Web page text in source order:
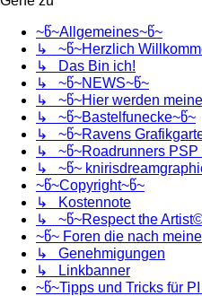
~წ~Allgemeines~წ~
↳ ~წ~Herzlich
↳ Das Bin ich!
↳ ~წ~NEWS~წ~
↳ ~წ~Hier werden
↳ ~წ~Bastelfunecke~წ~
↳ ~წ~Ravens
↳ ~წ~Roadrunners PSP
↳ ~წ~
~წ~Copyright~წ~
↳ Kostennote
↳ ~წ~Respect the
~წ~ Foren die nach
↳ Genehmigungen
↳ Linkbanner
~წ~Tipps und Tricks für